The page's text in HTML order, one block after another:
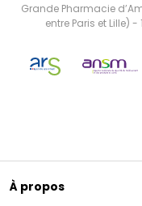
Grande Pharmacie
entre Paris et Lille)
À propos